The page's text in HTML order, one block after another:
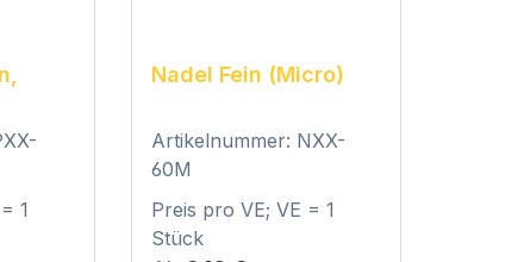
1
Nadel Fein (Micro)
Artikelnummer: NXX-
60M
Preis pro VE; VE = 1
Stück